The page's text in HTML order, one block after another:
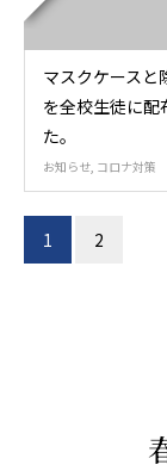
マスクケースと
を全校生徒に配
た。
お知らせ コロナ対策
1 2